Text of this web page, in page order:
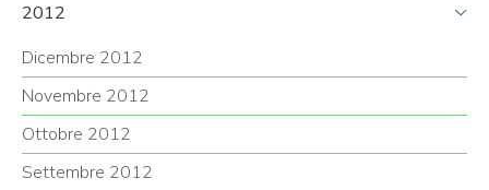
2012
Dicembre 2012
Novembre 2012
Ottobre 2012
Settembre 2012